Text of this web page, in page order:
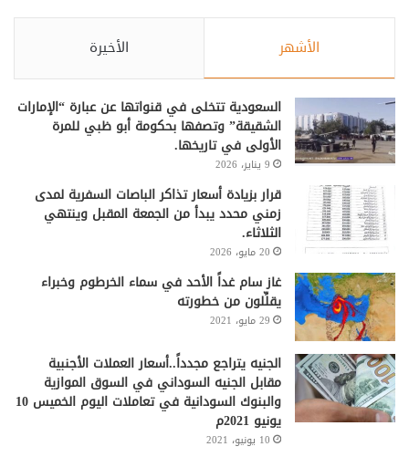
الأشهر الأخيرة
السعودية تتخلى في قنواتها عن عبارة “الإمارات
الشقيقة” وتصفها بحكومة أبو ظبي للمرة
الأولى في تاريخها.
9 يناير، 2026
قرار بزيادة أسعار تذاكر الباصات السفرية لمدى
زمني محدد يبدأ من الجمعة المقبل وينتهي
الثلاثاء.
20 مايو، 2026
غاز سام غداً الأحد في سماء الخرطوم وخبراء
يقلِّلون من خطورته
29 مايو، 2021
الجنيه يتراجع مجدداً..أسعار العملات الأجنبية
مقابل الجنيه السوداني في السوق الموازية
والبنوك السودانية في تعاملات اليوم الخميس 10
يونيو 2021م
10 يونيو، 2021